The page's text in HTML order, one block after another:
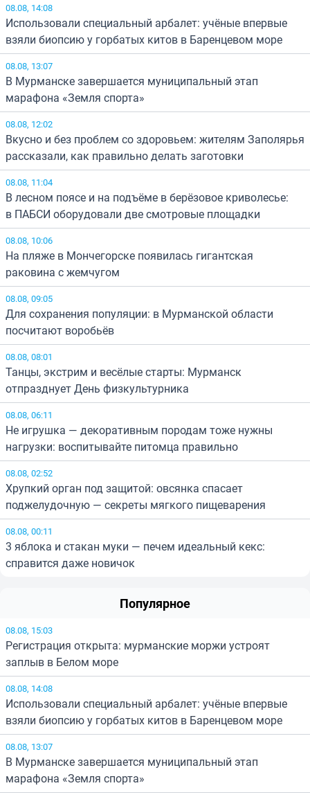
08.08, 14:08
Использовали специальный арбалет: учёные впервые
взяли биопсию у горбатых китов в Баренцевом море
08.08, 13:07
В Мурманске завершается муниципальный этап
марафона «Земля спорта»
08.08, 12:02
Вкусно и без проблем со здоровьем: жителям Заполярья
рассказали, как правильно делать заготовки
08.08, 11:04
В лесном поясе и на подъёме в берёзовое криволесье:
в ПАБСИ оборудовали две смотровые площадки
08.08, 10:06
На пляже в Мончегорске появилась гигантская
раковина с жемчугом
08.08, 09:05
Для сохранения популяции: в Мурманской области
посчитают воробьёв
08.08, 08:01
Танцы, экстрим и весёлые старты: Мурманск
отпразднует День физкультурника
08.08, 06:11
Не игрушка — декоративным породам тоже нужны
нагрузки: воспитывайте питомца правильно
08.08, 02:52
Хрупкий орган под защитой: овсянка спасает
поджелудочную — секреты мягкого пищеварения
08.08, 00:11
3 яблока и стакан муки — печем идеальный кекс:
справится даже новичок
Популярное
08.08, 15:03
Регистрация открыта: мурманские моржи устроят
заплыв в Белом море
08.08, 14:08
Использовали специальный арбалет: учёные впервые
взяли биопсию у горбатых китов в Баренцевом море
08.08, 13:07
В Мурманске завершается муниципальный этап
марафона «Земля спорта»